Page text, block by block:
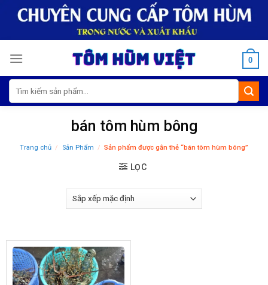
0
Tìm
kiếm:
bán tôm hùm bông
Trang chủ / Sản Phẩm / Sản phẩm được gắn thẻ “bán tôm hùm bông”
LỌC